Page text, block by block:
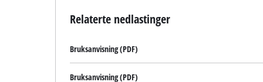
Relaterte nedlastinger
Bruksanvisning (PDF)
Bruksanvisning (PDF)